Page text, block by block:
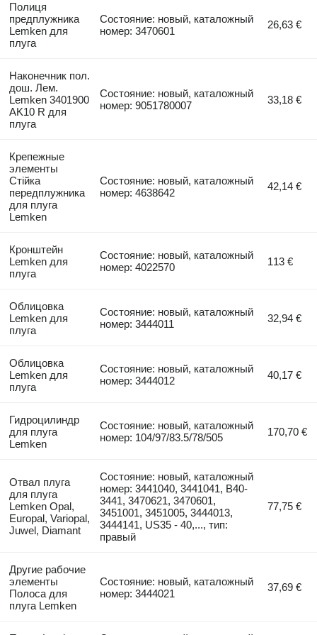
Полиця
предплужника
Lemken для
плуга
Состояние: новый, каталожный
номер: 3470601
26,63 €
Наконечник пол.
дош. Лем.
Lemken 3401900
AK10 R для
плуга
Состояние: новый, каталожный
номер: 9051780007
33,18 €
Крепежные
элементы
Стійка
передплужника
для плуга
Lemken
Состояние: новый, каталожный
номер: 4638642
42,14 €
Кронштейн
Lemken для
плуга
Состояние: новый, каталожный
номер: 4022570
113 €
Облицовка
Lemken для
плуга
Состояние: новый, каталожный
номер: 3444011
32,94 €
Облицовка
Lemken для
плуга
Состояние: новый, каталожный
номер: 3444012
40,17 €
Гидроцилиндр
для плуга
Lemken
Состояние: новый, каталожный
номер: 104/97/83.5/78/505
170,70 €
Отвал плуга
для плуга
Lemken Opal,
Europal, Variopal,
Juwel, Diamant
Состояние: новый, каталожный
номер: 3441040, 3441041, B40-
3441, 3470621, 3470601,
3451001, 3451005, 3444013,
3444141, US35 - 40,..., тип:
правый
77,75 €
Другие рабочие
элементы
Полоса для
плуга Lemken
Состояние: новый, каталожный
номер: 3444021
37,69 €